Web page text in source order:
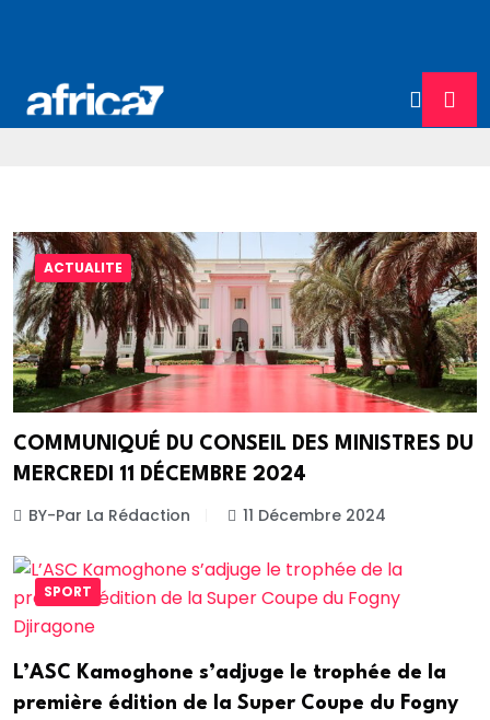
ACTUALITE
COMMUNIQUÉ DU CONSEIL DES MINISTRES DU
MERCREDI 11 DÉCEMBRE 2024
BY-Par La Rédaction 11 Décembre 2024
SPORT
L’ASC Kamoghone s’adjuge le trophée de la
première édition de la Super Coupe du Fogny